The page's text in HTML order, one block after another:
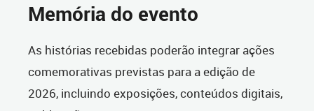
Memória do evento
As histórias recebidas poderão integrar ações
comemorativas previstas para a edição de
2026, incluindo exposições, conteúdos digitais,